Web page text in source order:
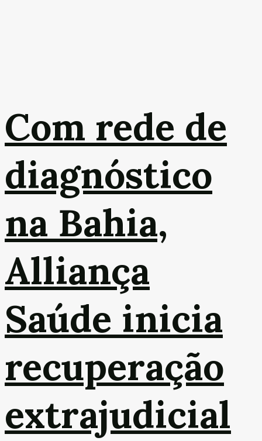
Com rede de
diagnóstico
na Bahia,
Alliança
Saúde inicia
recuperação
extrajudicial